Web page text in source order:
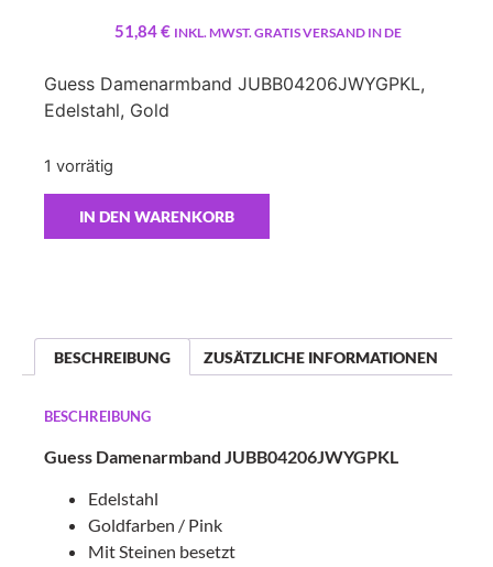
51,84€ INKL. MWST. GRATIS VERSAND IN DE
Guess Damenarmband JUBB04206JWYGPKL,
Edelstahl, Gold
1 vorrätig
IN DEN WARENKORB
BESCHREIBUNG ZUSÄTZLICHE INFORMATIONEN
BESCHREIBUNG
Guess Damenarmband JUBB04206JWYGPKL
Edelstahl
Goldfarben / Pink
Mit Steinen besetzt